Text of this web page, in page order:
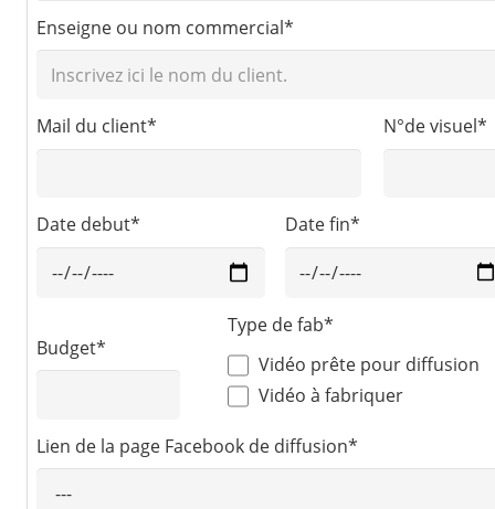
Enseigne ou nom commercial*
Mail du client* N°de visuel*
Date debut* Date fin*
Budget*
Type de fab*
Vidéo prête pour diffusion
Vidéo à fabriquer
Lien de la page Facebook de diffusion*